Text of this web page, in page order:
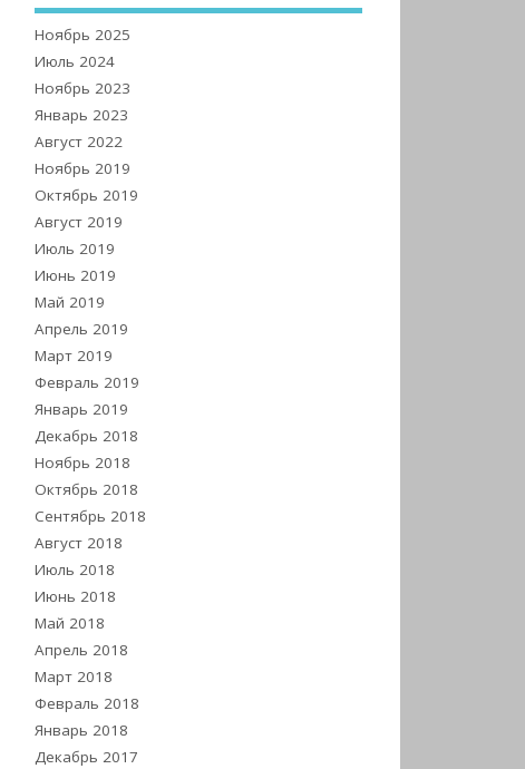
Ноябрь 2025
Июль 2024
Ноябрь 2023
Январь 2023
Август 2022
Ноябрь 2019
Октябрь 2019
Август 2019
Июль 2019
Июнь 2019
Май 2019
Апрель 2019
Март 2019
Февраль 2019
Январь 2019
Декабрь 2018
Ноябрь 2018
Октябрь 2018
Сентябрь 2018
Август 2018
Июль 2018
Июнь 2018
Май 2018
Апрель 2018
Март 2018
Февраль 2018
Январь 2018
Декабрь 2017